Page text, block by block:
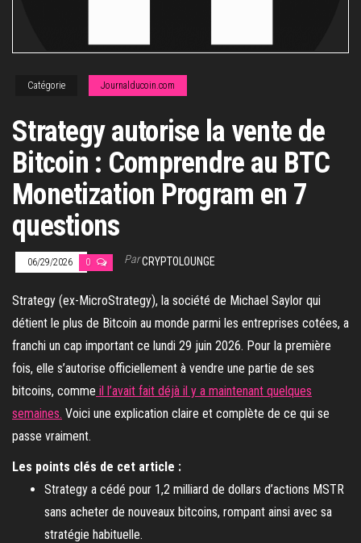
Catégorie Journalducoin.com
Strategy autorise la vente de
Bitcoin : Comprendre au BTC
Monetization Program en 7
questions
06/29/2026 0 ParCRYPTOLOUNGE
Strategy (ex-MicroStrategy), la société de Michael Saylor qui
détient le plus de Bitcoin au monde parmi les entreprises cotées, a
franchi un cap important ce lundi 29 juin 2026. Pour la première
fois, elle s’autorise officiellement à vendre une partie de ses
bitcoins, comme il l’avait fait déjà il y a maintenant quelques
semaines. Voici une explication claire et complète de ce qui se
passe vraiment.
Les points clés de cet article :
Strategy a cédé pour 1,2 milliard de dollars d’actions MSTR
sans acheter de nouveaux bitcoins, rompant ainsi avec sa
stratégie habituelle.